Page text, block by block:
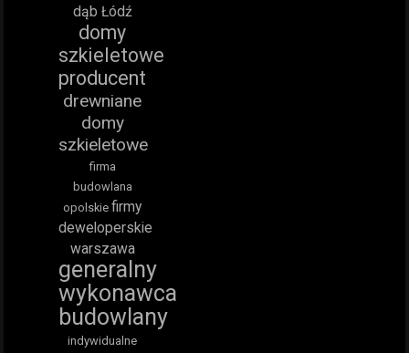
dąb Łódź
domy
szkieletowe
producent
drewniane
domy
szkieletowe
firma
budowlana
opolskie firmy
deweloperskie
warszawa
generalny
wykonawca
budowlany
indywidualne